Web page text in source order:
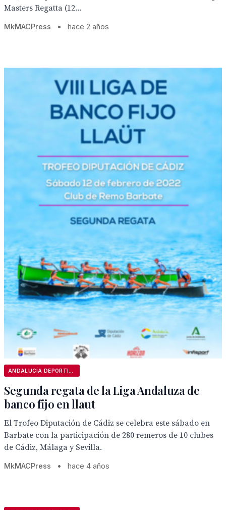
Masters Regatta (12...
MkMACPress • hace 2 años
Segunda regata de la Liga Andaluza de
banco fijo en llaut
El Trofeo Diputación de Cádiz se celebra este sábado en
Barbate con la participación de 280 remeros de 10 clubes
de Cádiz, Málaga y Sevilla.
MkMACPress • hace 4 años